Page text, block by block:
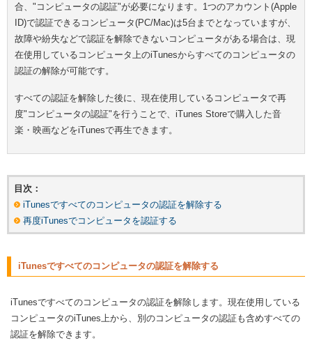
合、"コンピュータの認証"が必要になります。1つのアカウント(Apple
ID)で認証できるコンピュータ(PC/Mac)は5台までとなっていますが、
故障や紛失などで認証を解除できないコンピュータがある場合は、現
在使用しているコンピュータ上のiTunesからすべてのコンピュータの
認証の解除が可能です。
すべての認証を解除した後に、現在使用しているコンピュータで再
度"コンピュータの認証"を行うことで、iTunes Storeで購入した音
楽・映画などをiTunesで再生できます。
目次：
iTunesですべてのコンピュータの認証を解除する
再度iTunesでコンピュータを認証する
iTunesですべてのコンピュータの認証を解除する
iTunesですべてのコンピュータの認証を解除します。現在使用している
コンピュータのiTunes上から、別のコンピュータの認証も含めすべての
認証を解除できます。